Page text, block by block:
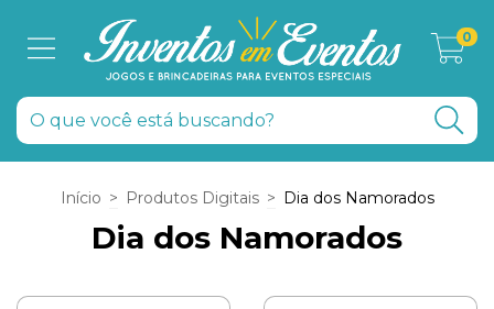
0
Início > Produtos Digitais > Dia dos Namorados
Dia dos Namorados